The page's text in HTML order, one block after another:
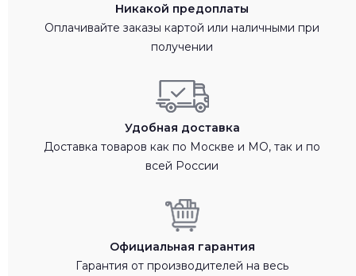
Никакой предоплаты
Оплачивайте заказы картой или наличными при
получении
Удобная доставка
Доставка товаров как по Москве и МО, так и по
всей России
Официальная гарантия
Гарантия от производителей на весь